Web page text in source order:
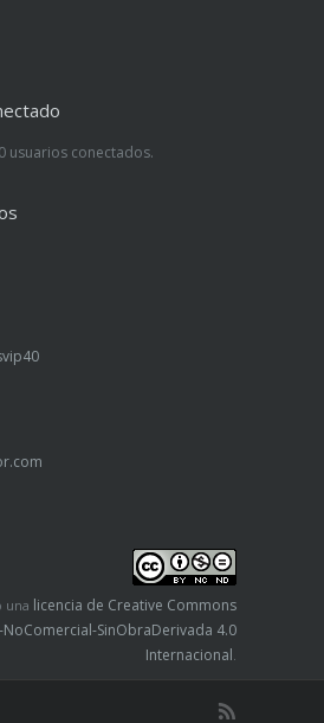
usuarios conectados.
una licencia de Creative Commons
SinObraDerivada 4.0
Internacional